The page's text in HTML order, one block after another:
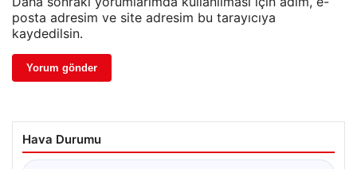
posta adresim ve site adresim bu tarayıcıya
kaydedilsin.
Hava Durumu